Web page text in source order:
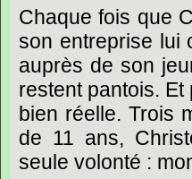
Chaque fois que
son entreprise lui
auprès de son
restent pantois. Et
bien réelle. Trois
de 11 ans,
seule volonté :